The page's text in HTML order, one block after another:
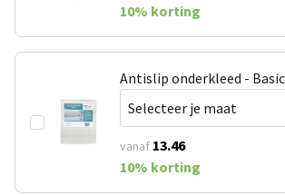
10% korting
Antislip onderkleed - Basic
vanaf 13.46
10% korting